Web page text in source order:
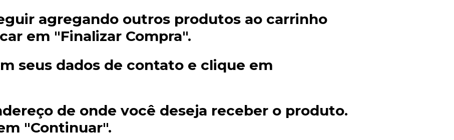
agregando outros produtos ao carrinho
em "Finalizar Compra".
seus dados de contato e clique em
de onde você deseja receber o produto.
"Continuar".